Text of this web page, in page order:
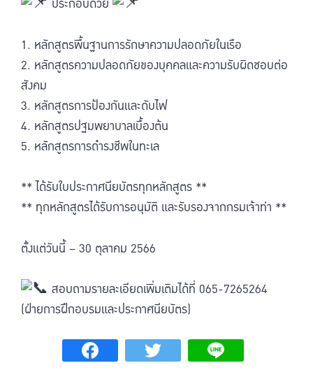
ประกอบด้วย
1. หลักสูตรพื้นฐานการรักษาความปลอดภัยในเรือ
2. หลักสูตรความปลอดภัยของบุคคลและความรับผิดชอบต่อ
สังคม
3. หลักสูตรการป้องกันและดับไฟ
4. หลักสูตรปฐมพยาบาลเบื้องต้น
5. หลักสูตรการดำรงชีพในทะเล
** ได้รับใบประกาศนียบัตรทุกหลักสูตร **
** ทุกหลักสูตรได้รับการอนุมัติ และรับรองจากกรมเจ้าท่า **
ตั้งแต่วันนี้ – 30 ตุลาคม 2566
สอบถามรายละเอียดเพิ่มเติมได้ที่ 065-7265264
(ฝ่ายการฝึกอบรมและประกาศนียบัตร)